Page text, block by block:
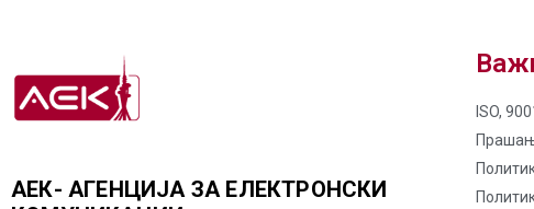
АЕК- АГЕНЦИЈА ЗА ЕЛЕКТРОНСКИ
ISO,